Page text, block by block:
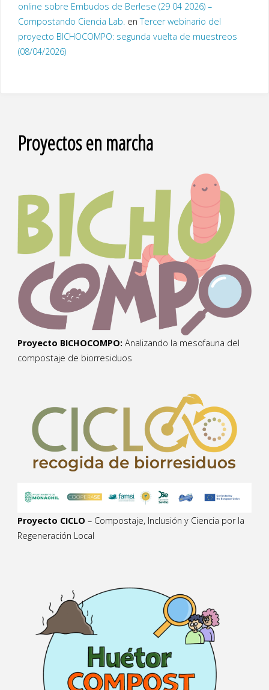
online sobre Embudos de Berlese (29 04 2026) –
Compostando Ciencia Lab.enTercer webinario del
proyecto BICHOCOMPO: segunda vuelta de muestreos
(08/04/2026)
Proyectos en marcha
Proyecto BICHOCOMPO: Analizando la mesofauna del
compostaje de biorresiduos
Proyecto CICLO – Compostaje, Inclusión y Ciencia por la
Regeneración Local